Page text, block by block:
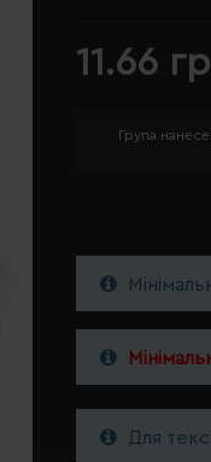
11.66
Група
Для